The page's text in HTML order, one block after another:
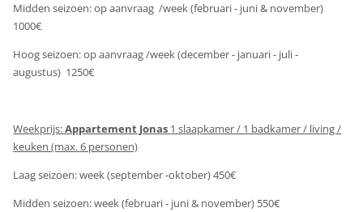
Midden seizoen: op aanvraag /week (februari - juni & november)
1000€
Hoog seizoen: op aanvraag /week (december - januari - juli -
augustus) 1250€
Weekprijs:Appartement Jonas 1 slaapkamer / 1 badkamer / living /
keuken (max. 6 personen)
Laag seizoen: week (september -oktober) 450€
Midden seizoen: week (februari - juni & november) 550€